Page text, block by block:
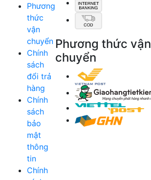
Phương
thức
vận
chuyển
Chính
sách
đổi trả
hàng
Chính
sách
bảo
mật
thông
tin
Chính
Phương thức vận
chuyển